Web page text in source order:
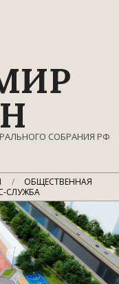
СОБРАНИЯ РФ
ОБЩЕСТВЕННАЯ
СЛУЖБА